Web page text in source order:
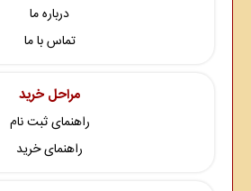
درباره ما
تماس با ما
مراحل خرید
راهنمای ثبت نام
راهنمای خرید